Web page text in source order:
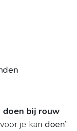
doen bij rouw
je kan doen”.